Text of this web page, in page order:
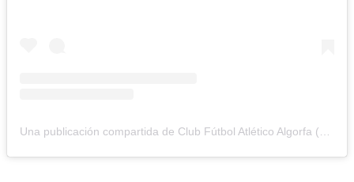
Una publicación compartida de Club Fútbol Atlético Algorfa (@atleticoalgorfa)